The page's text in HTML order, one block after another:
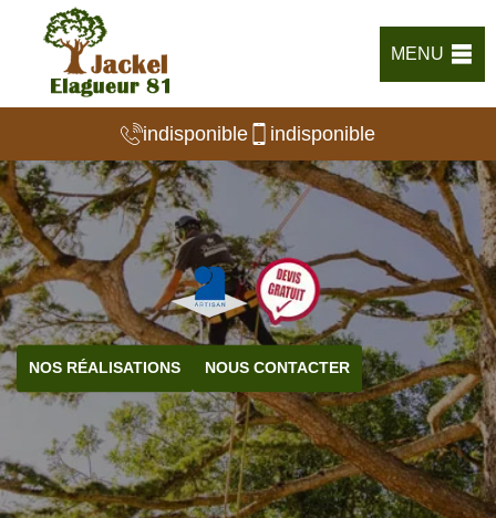
MENU
indisponible indisponible
NOS RÉALISATIONS NOUS CONTACTER